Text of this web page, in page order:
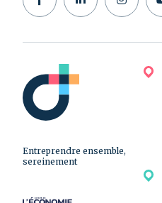
Entreprendre ensemble,
sereinement